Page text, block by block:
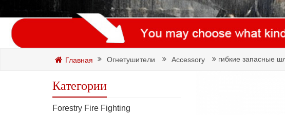
Главная Огнетушители Accessory гибкие запасные
Категории
Forestry Fire Fighting